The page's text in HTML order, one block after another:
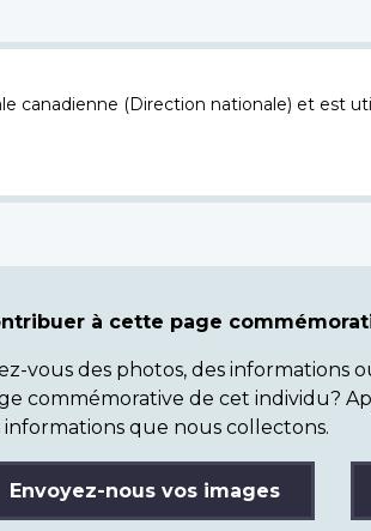
canadienne (Direction nationale) et est
à cette page
vous des photos, des informations
commémorative de cet individu?
informations que nous collectons.
Envoyez-nous vos images